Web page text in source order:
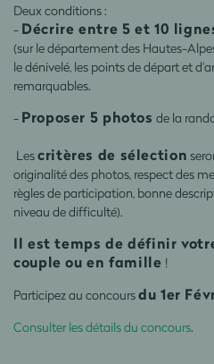
Deux conditions :
- Décrire entre 5 et 10
(sur le département des Hautes-
le dénivelé, les points de départ et
remarquables.
- Proposer 5 photos de la
Lescritères de sélection
originalité des photos, respect des
règles de participation, bonne
niveau de difficulté).
Il est temps de définir
couple ou en famille !
Participez au concoursdu 1er
Consulter les détails du concours.